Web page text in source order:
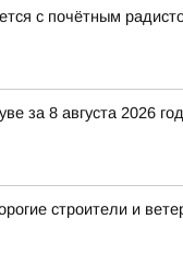
с почётным
за 8 августа 2026
строители и